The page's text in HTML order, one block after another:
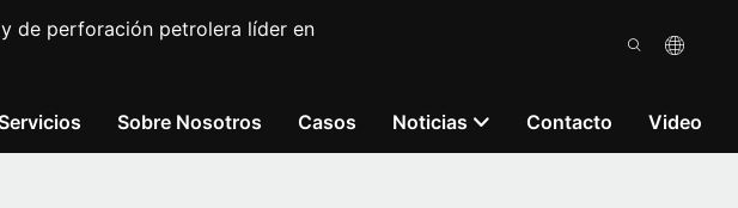
de perforación petrolera líder en
Servicios Sobre Nosotros Casos Noticias Contacto Video